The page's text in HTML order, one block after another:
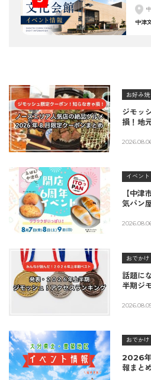
中津
お好み
ジモッ
損！地
イベント
【中津
気パン
♪（8/7
おでかけ
話題に
半期ジ
おでかけ
2026年
報まと